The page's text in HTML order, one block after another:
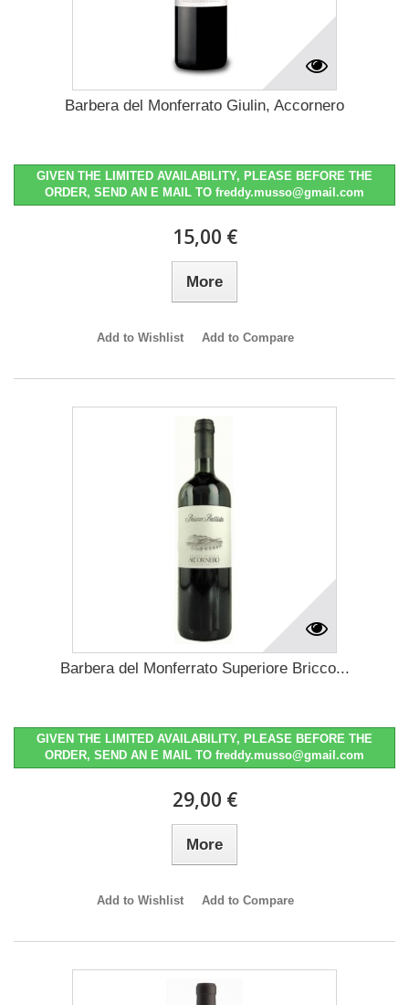
Barbera del Monferrato Giulin, Accornero
GIVEN THE LIMITED AVAILABILITY, PLEASE BEFORE THE
ORDER, SEND AN E MAIL TO freddy.musso@gmail.com
15,00 €
More
Add to Wishlist Add to Compare
Barbera del Monferrato Superiore Bricco...
GIVEN THE LIMITED AVAILABILITY, PLEASE BEFORE THE
ORDER, SEND AN E MAIL TO freddy.musso@gmail.com
29,00 €
More
Add to Wishlist Add to Compare